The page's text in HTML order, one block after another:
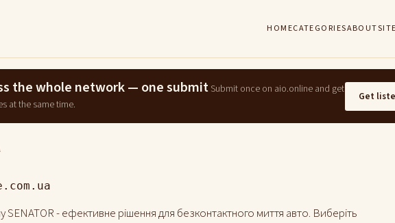
HOMECATEGORIESABOUT
the whole network — one submit Submit once on aio.online and get
at the same time.
Get
SENATOR - ефективне рішення для безконтактного миття авто. Виберіть